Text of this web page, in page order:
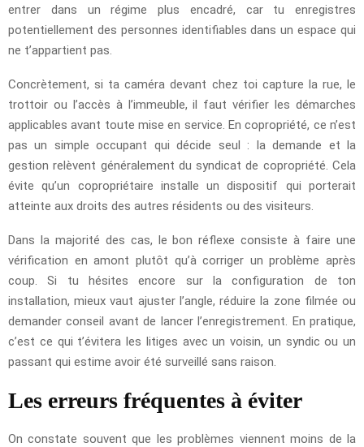
entrer dans un régime plus encadré, car tu enregistres
potentiellement des personnes identifiables dans un espace qui
ne t’appartient pas.
Concrètement, si ta caméra devant chez toi capture la rue, le
trottoir ou l’accès à l’immeuble, il faut vérifier les démarches
applicables avant toute mise en service. En copropriété, ce n’est
pas un simple occupant qui décide seul : la demande et la
gestion relèvent généralement du syndicat de copropriété. Cela
évite qu’un copropriétaire installe un dispositif qui porterait
atteinte aux droits des autres résidents ou des visiteurs.
Dans la majorité des cas, le bon réflexe consiste à faire une
vérification en amont plutôt qu’à corriger un problème après
coup. Si tu hésites encore sur la configuration de ton
installation, mieux vaut ajuster l’angle, réduire la zone filmée ou
demander conseil avant de lancer l’enregistrement. En pratique,
c’est ce qui t’évitera les litiges avec un voisin, un syndic ou un
passant qui estime avoir été surveillé sans raison.
Les erreurs fréquentes à éviter
On constate souvent que les problèmes viennent moins de la